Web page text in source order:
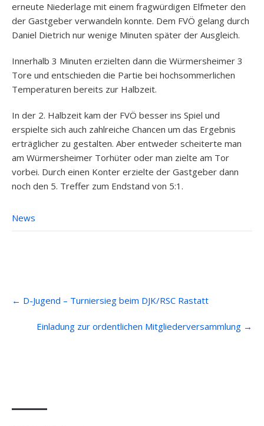
erneute Niederlage mit einem fragwürdigen Elfmeter den
der Gastgeber verwandeln konnte. Dem FVÖ gelang durch
Daniel Dietrich nur wenige Minuten später der Ausgleich.
Innerhalb 3 Minuten erzielten dann die Würmersheimer 3
Tore und entschieden die Partie bei hochsommerlichen
Temperaturen bereits zur Halbzeit.
In der 2. Halbzeit kam der FVÖ besser ins Spiel und
erspielte sich auch zahlreiche Chancen um das Ergebnis
erträglicher zu gestalten. Aber entweder scheiterte man
am Würmersheimer Torhüter oder man zielte am Tor
vorbei. Durch einen Konter erzielte der Gastgeber dann
noch den 5. Treffer zum Endstand von 5:1.
News
navigation
← D-Jugend – Turniersieg beim DJK/RSC Rastatt
Einladung zur ordentlichen Mitgliederversammlung →